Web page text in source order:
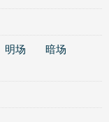
明场
暗场